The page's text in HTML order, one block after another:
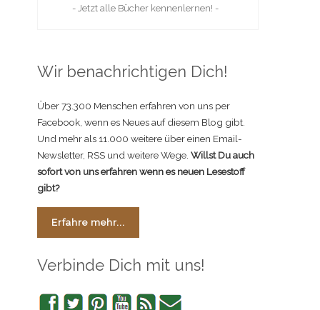
- Jetzt alle Bücher kennenlernen! -
Wir benachrichtigen Dich!
Über 73.300 Menschen erfahren von uns per
Facebook, wenn es Neues auf diesem Blog gibt.
Und mehr als 11.000 weitere über einen Email-
Newsletter, RSS und weitere Wege.Willst Du auch
sofort von uns erfahren wenn es neuen Lesestoff
gibt?
Erfahre mehr...
Verbinde Dich mit uns!
Facebook
TwitterPinterestYouTubeRSS